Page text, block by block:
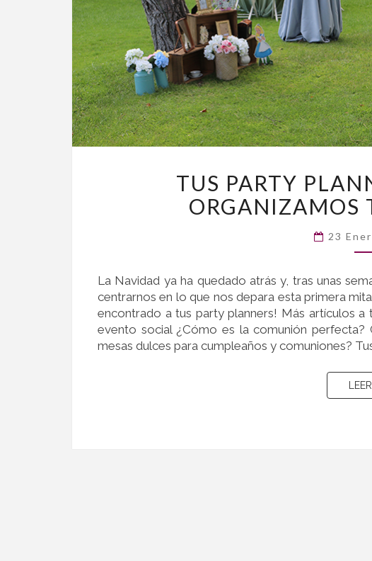
TUS PARTY
ORGANIZAMOS
23
La Navidad ya ha quedado atrás y, tras unas
centrarnos en lo que nos depara esta primera
encontrado a tus party planners! Más artículos
evento social ¿Cómo es la comunión
mesas dulces para cumpleaños y comuniones?